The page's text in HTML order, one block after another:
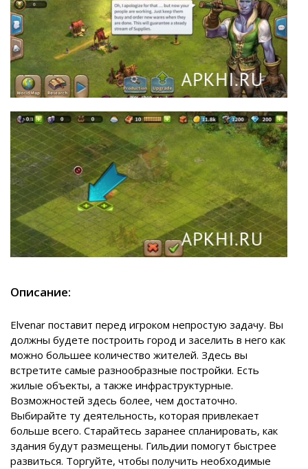
Описание:
Elvenar поставит перед игроком непростую задачу. Вы
должны будете построить город и заселить в него как
можно большее количество жителей. Здесь вы
встретите самые разнообразные постройки. Есть
жилые объекты, а также инфраструктурные.
Возможностей здесь более, чем достаточно.
Выбирайте ту деятельность, которая привлекает
больше всего. Старайтесь заранее спланировать, как
здания будут размещены. Гильдии помогут быстрее
развиться. Торгуйте, чтобы получить необходимые